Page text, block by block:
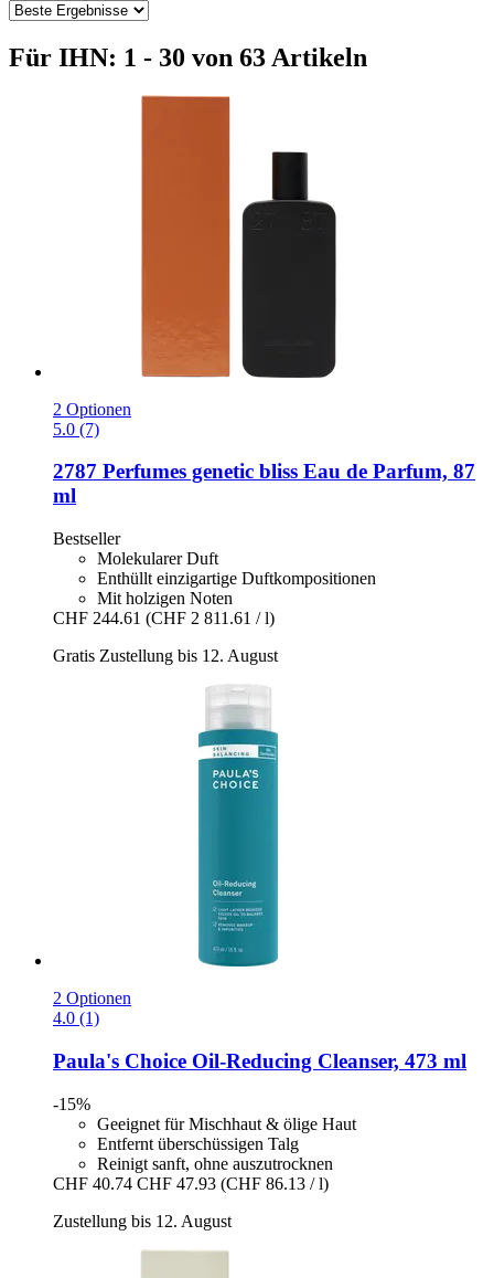
Für IHN: 1 - 30 von 63 Artikeln
2 Optionen
5.0 (7)
2787 Perfumes genetic bliss Eau de Parfum, 87
ml
Bestseller
Molekularer Duft
Enthüllt einzigartige Duftkompositionen
Mit holzigen Noten
CHF 244.61 (CHF 2 811.61 / l)
Gratis Zustellung bis 12. August
2 Optionen
4.0 (1)
Paula's Choice Oil-​Reducing Cleanser, 473 ml
-15%
Geeignet für Mischhaut & ölige Haut
Entfernt überschüssigen Talg
Reinigt sanft, ohne auszutrocknen
CHF 40.74 CHF 47.93 (CHF 86.13 / l)
Zustellung bis 12. August